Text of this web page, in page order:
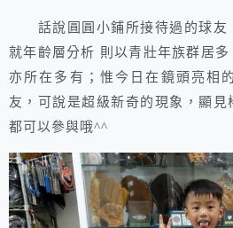
話說圓圓小鋪所接待過的球友
就年齡層分析 則以青壯年族群居
亦所在多有；惟今日在鏡頭亮相
友，可說是超級新奇的現象，顯見
都可以參與哦^^